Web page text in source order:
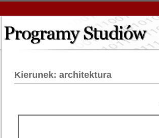
Kierunek: architektura